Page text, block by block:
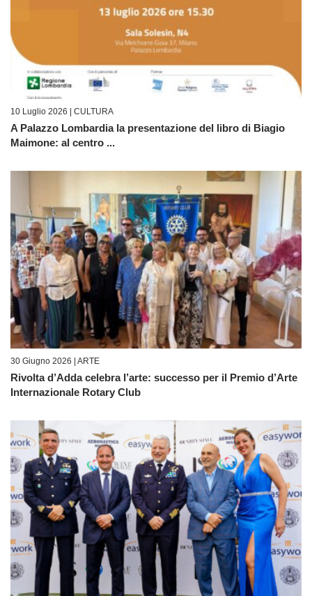
10 Luglio 2026 | CULTURA
A Palazzo Lombardia la presentazione del libro di Biagio
Maimone: al centro ...
30 Giugno 2026 | ARTE
Rivolta d’Adda celebra l’arte: successo per il Premio d’Arte
Internazionale Rotary Club